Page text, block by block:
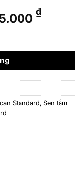
₫.
₫Giá
là:
lượng
Standard, Sen tắm